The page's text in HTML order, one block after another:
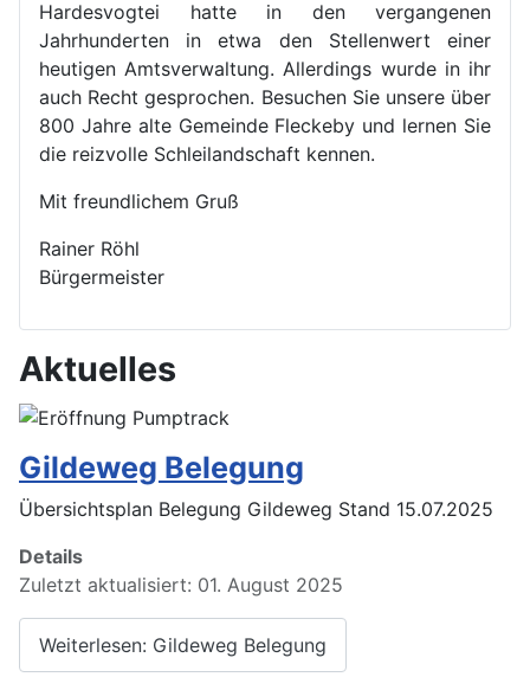
Hardesvogtei hatte in den vergangenen
Jahrhunderten in etwa den Stellenwert einer
heutigen Amtsverwaltung. Allerdings wurde in ihr
auch Recht gesprochen. Besuchen Sie unsere über
800 Jahre alte Gemeinde Fleckeby und lernen Sie
die reizvolle Schleilandschaft kennen.
Mit freundlichem Gruß
Rainer Röhl
Bürgermeister
Aktuelles
Gildeweg Belegung
Übersichtsplan Belegung Gildeweg Stand 15.07.2025
Details
Zuletzt aktualisiert: 01. August 2025
Weiterlesen: Gildeweg Belegung